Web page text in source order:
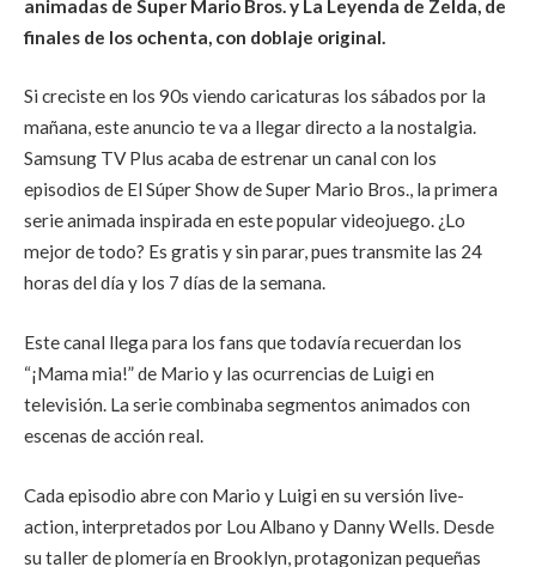
animadas de Super Mario Bros. y La Leyenda de Zelda, de
finales de los ochenta, con doblaje original.
Si creciste en los 90s viendo caricaturas los sábados por la
mañana, este anuncio te va a llegar directo a la nostalgia.
Samsung TV Plus acaba de estrenar un canal con los
episodios de El Súper Show de Super Mario Bros., la primera
serie animada inspirada en este popular videojuego. ¿Lo
mejor de todo? Es gratis y sin parar, pues transmite las 24
horas del día y los 7 días de la semana.
Este canal llega para los fans que todavía recuerdan los
“¡Mama mia!” de Mario y las ocurrencias de Luigi en
televisión. La serie combinaba segmentos animados con
escenas de acción real.
Cada episodio abre con Mario y Luigi en su versión live-
action, interpretados por Lou Albano y Danny Wells. Desde
su taller de plomería en Brooklyn, protagonizan pequeñas